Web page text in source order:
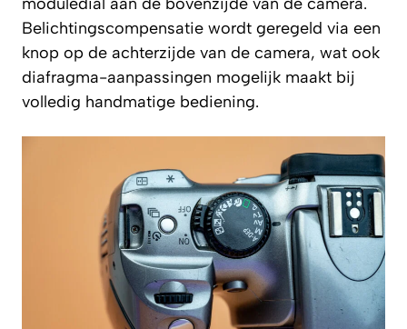
Belichtingscompensatie wordt geregeld via een
knop op de achterzijde van de camera, wat ook
diafragma-aanpassingen mogelijk maakt bij
volledig handmatige bediening.